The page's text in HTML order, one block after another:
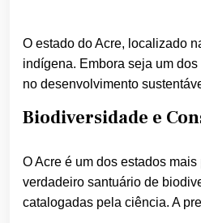
O estado do Acre, localizado
indígena. Embora seja um
no desenvolvimento
Biodiversidade e
O Acre é um dos estados
verdadeiro santuário de
catalogadas pela ciência. A